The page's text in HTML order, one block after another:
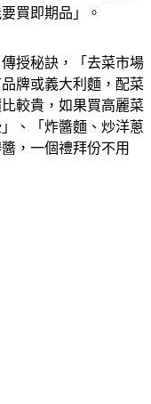
買即期品」。
授秘訣，「去菜市場
牌或義大利麵，配菜
較貴，如果買高麗菜
、「炸醬麵、炒洋蔥
，一個禮拜份不用